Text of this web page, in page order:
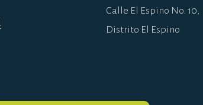
Calle El Espino No. 10,
Distrito El Espino